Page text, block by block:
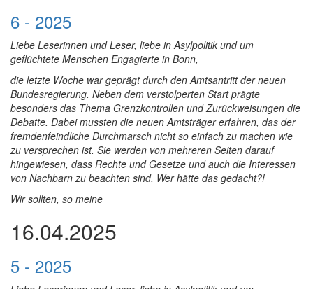
6 - 2025
Liebe Leserinnen und Leser, liebe in Asylpolitik und um
geflüchtete Menschen Engagierte in Bonn,
die letzte Woche war geprägt durch den Amtsantritt der neuen
Bundesregierung. Neben dem verstolperten Start prägte
besonders das Thema Grenzkontrollen und Zurückweisungen die
Debatte. Dabei mussten die neuen Amtsträger erfahren, das der
fremdenfeindliche Durchmarsch nicht so einfach zu machen wie
zu versprechen ist. Sie werden von mehreren Seiten darauf
hingewiesen, dass Rechte und Gesetze und auch die Interessen
von Nachbarn zu beachten sind. Wer hätte das gedacht?!
Wir sollten, so meine
16.04.2025
5 - 2025